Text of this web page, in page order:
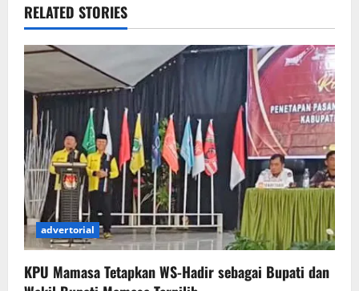
RELATED STORIES
advertorial
KPU Mamasa Tetapkan WS-Hadir sebagai Bupati dan